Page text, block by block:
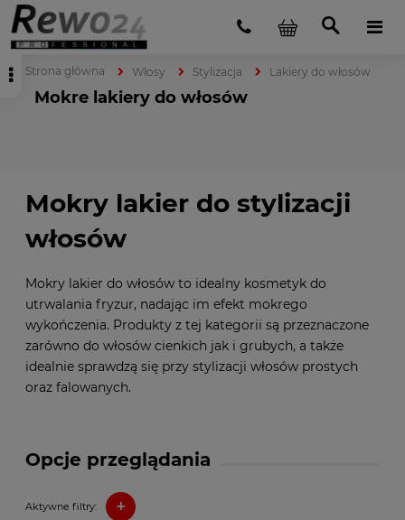
Strona główna Włosy Stylizacja Lakiery do włosów
Mokre lakiery do włosów
Opcje przeglądania
Aktywne filtry: +
Mokry lakier do stylizacji
włosów
Mokry lakier do włosów to idealny kosmetyk do
utrwalania fryzur, nadając im efekt mokrego
wykończenia. Produkty z tej kategorii są przeznaczone
zarówno do włosów cienkich jak i grubych, a także
idealnie sprawdzą się przy stylizacji włosów prostych
oraz falowanych.